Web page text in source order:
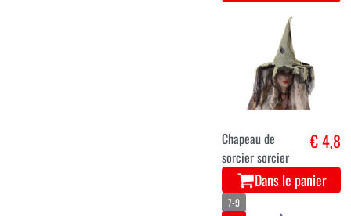
Chapeau de
sorcier sorcier
€ 4,8
Dans le panier
7-9